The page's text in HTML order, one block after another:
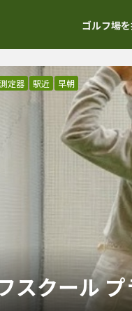
ゴルフ場
定器 駅近 早朝
スクール